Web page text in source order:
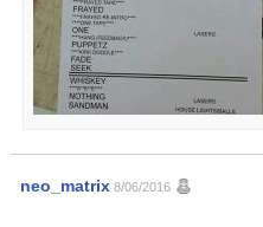
neo_matrix 8/06/2016